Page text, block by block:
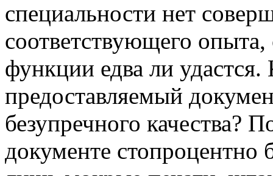
специальности нет
соответствующего опыта,
функции едва ли удастся.
предоставляемый
безупречного качества?
документе стопроцентно